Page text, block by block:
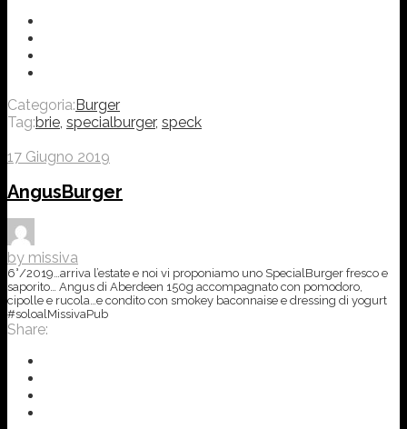
Categoria: Burger
Tag:brie, specialburger, speck
17 Giugno 2019
AngusBurger
by missiva
6°/2019…arriva l’estate e noi vi proponiamo uno SpecialBurger fresco e
saporito… Angus di Aberdeen 150g accompagnato con pomodoro,
cipolle e rucola…e condito con smokey baconnaise e dressing di yogurt
#soloalMissivaPub
Share: